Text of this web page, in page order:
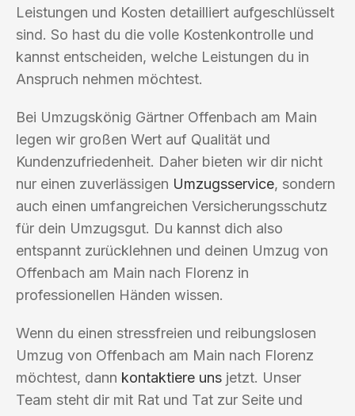
Leistungen und Kosten detailliert aufgeschlüsselt
sind. So hast du die volle Kostenkontrolle und
kannst entscheiden, welche Leistungen du in
Anspruch nehmen möchtest.
Bei Umzugskönig Gärtner Offenbach am Main
legen wir großen Wert auf Qualität und
Kundenzufriedenheit. Daher bieten wir dir nicht
nur einen zuverlässigen Umzugsservice, sondern
auch einen umfangreichen Versicherungsschutz
für dein Umzugsgut. Du kannst dich also
entspannt zurücklehnen und deinen Umzug von
Offenbach am Main nach Florenz in
professionellen Händen wissen.
Wenn du einen stressfreien und reibungslosen
Umzug von Offenbach am Main nach Florenz
möchtest, dann kontaktiere uns jetzt. Unser
Team steht dir mit Rat und Tat zur Seite und